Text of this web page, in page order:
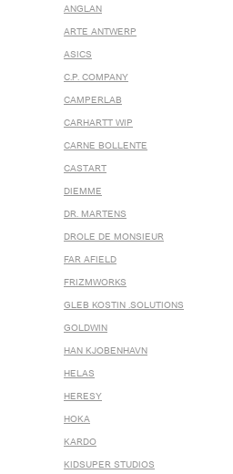
ANGLAN
ARTE ANTWERP
ASICS
C.P. COMPANY
CAMPERLAB
CARHARTT WIP
CARNE BOLLENTE
CASTART
DIEMME
DR. MARTENS
DROLE DE MONSIEUR
FAR AFIELD
FRIZMWORKS
GLEB KOSTIN .SOLUTIONS
GOLDWIN
HAN KJOBENHAVN
HELAS
HERESY
HOKA
KARDO
KIDSUPER STUDIOS